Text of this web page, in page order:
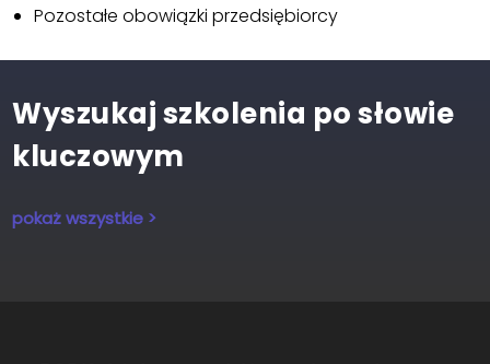
Pozostałe obowiązki przedsiębiorcy
Wyszukaj szkolenia po słowie
kluczowym
pokaż wszystkie >